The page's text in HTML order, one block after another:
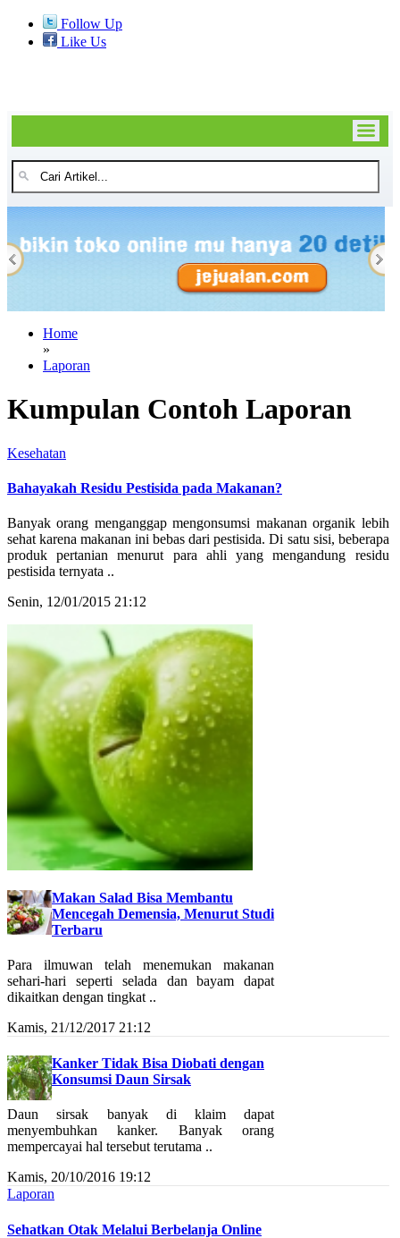
Follow Up
Like Us
Home
»
Laporan
Kumpulan Contoh Laporan
Kesehatan
Bahayakah Residu Pestisida pada Makanan?
Banyak orang menganggap mengonsumsi makanan organik lebih
sehat karena makanan ini bebas dari pestisida. Di satu sisi, beberapa
produk pertanian menurut para ahli yang mengandung residu
pestisida ternyata ..
Senin, 12/01/2015 21:12
Makan Salad Bisa Membantu
Mencegah Demensia, Menurut Studi
Terbaru
Para ilmuwan telah menemukan makanan
sehari-hari seperti selada dan bayam dapat
dikaitkan dengan tingkat ..
Kamis, 21/12/2017 21:12
Kanker Tidak Bisa Diobati dengan
Konsumsi Daun Sirsak
Daun sirsak banyak di klaim dapat
menyembuhkan kanker. Banyak orang
mempercayai hal tersebut terutama ..
Kamis, 20/10/2016 19:12
Laporan
Sehatkan Otak Melalui Berbelanja Online